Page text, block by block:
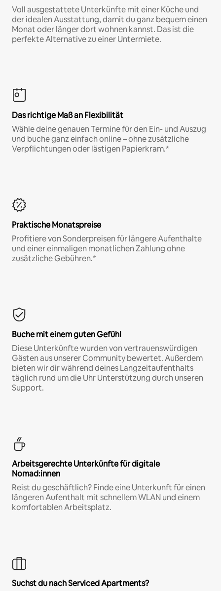
Voll ausgestattete Unterkünfte mit einer Küche und
der idealen Ausstattung, damit du ganz bequem einen
Monat oder länger dort wohnen kannst. Das ist die
perfekte Alternative zu einer Untermiete.
Das richtige Maß an Flexibilität
Wähle deine genauen Termine für den Ein- und Auszug
und buche ganz einfach online – ohne zusätzliche
Verpflichtungen oder lästigen Papierkram.*
Praktische Monatspreise
Profitiere von Sonderpreisen für längere Aufenthalte
und einer einmaligen monatlichen Zahlung ohne
zusätzliche Gebühren.*
Buche mit einem guten Gefühl
Diese Unterkünfte wurden von vertrauenswürdigen
Gästen aus unserer Community bewertet. Außerdem
bieten wir dir während deines Langzeitaufenthalts
täglich rund um die Uhr Unterstützung durch unseren
Support.
Arbeitsgerechte Unterkünfte für digitale
Nomad:innen
Reist du geschäftlich? Finde eine Unterkunft für einen
längeren Aufenthalt mit schnellem WLAN und einem
komfortablen Arbeitsplatz.
Suchst du nach Serviced Apartments?